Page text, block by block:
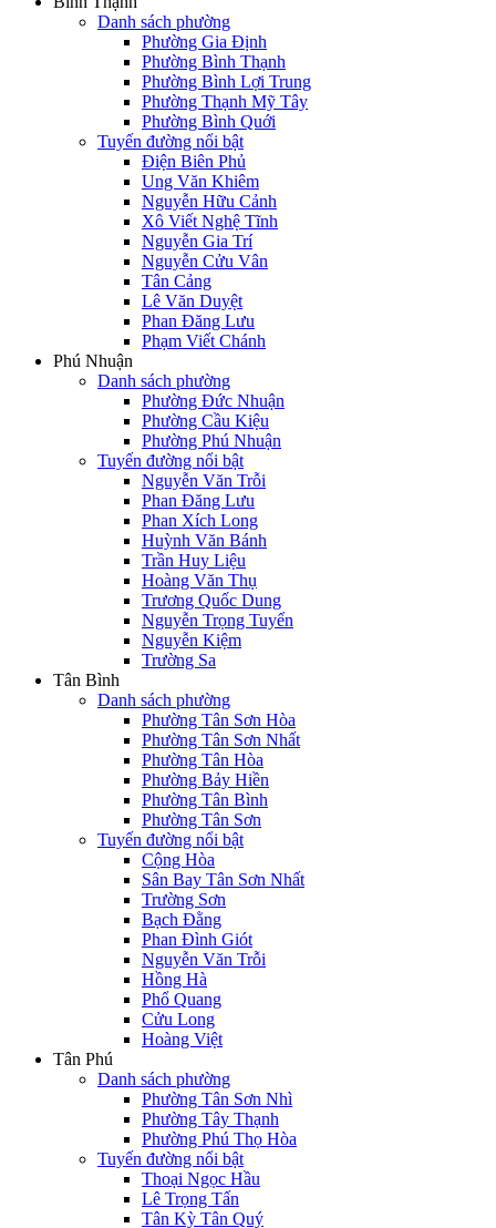
Danh sách phường
Phường Gia Định
Phường Bình Thạnh
Phường Bình Lợi Trung
Phường Thạnh Mỹ Tây
Phường Bình Quới
Tuyến đường nổi bật
Điện Biên Phủ
Ung Văn Khiêm
Nguyễn Hữu Cảnh
Xô Viết Nghệ Tĩnh
Nguyễn Gia Trí
Nguyễn Cửu Vân
Tân Cảng
Lê Văn Duyệt
Phan Đăng Lưu
Phạm Viết Chánh
Phú Nhuận
Danh sách phường
Phường Đức Nhuận
Phường Cầu Kiệu
Phường Phú Nhuận
Tuyến đường nổi bật
Nguyễn Văn Trỗi
Phan Đăng Lưu
Phan Xích Long
Huỳnh Văn Bánh
Trần Huy Liệu
Hoàng Văn Thụ
Trương Quốc Dung
Nguyễn Trọng Tuyển
Nguyễn Kiệm
Trường Sa
Tân Bình
Danh sách phường
Phường Tân Sơn Hòa
Phường Tân Sơn Nhất
Phường Tân Hòa
Phường Bảy Hiền
Phường Tân Bình
Phường Tân Sơn
Tuyến đường nổi bật
Cộng Hòa
Sân Bay Tân Sơn Nhất
Trường Sơn
Bạch Đằng
Phan Đình Giót
Nguyễn Văn Trỗi
Hồng Hà
Phổ Quang
Cửu Long
Hoàng Việt
Tân Phú
Danh sách phường
Phường Tân Sơn Nhì
Phường Tây Thạnh
Phường Phú Thọ Hòa
Tuyến đường nổi bật
Thoại Ngọc Hầu
Lê Trọng Tấn
Tân Kỳ Tân Quý